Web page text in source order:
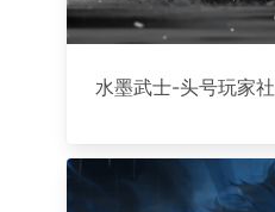
水墨武士-头号玩家社